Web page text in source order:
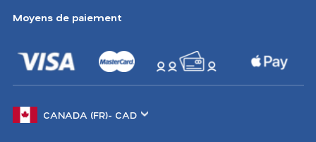
Moyens de paiement
de